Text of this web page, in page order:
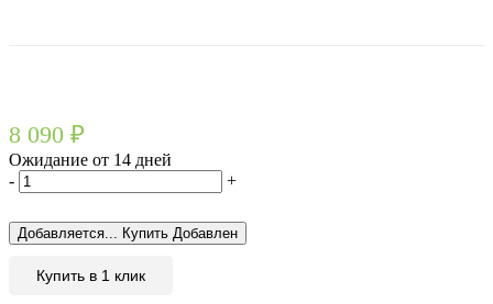
8 090 ₽
Ожидание от 14 дней
-
+
Добавляется... Купить Добавлен
Купить в 1 клик